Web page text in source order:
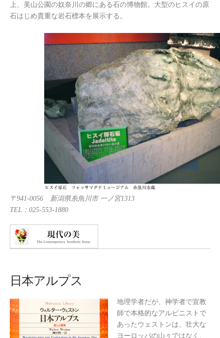
上、美山公園の奴奈川の郷にある石の博物館。大型のヒスイの原
石はじめ貴重な岩石標本を展示する。
〒941-0056 新潟県糸魚川市 一ノ宮1313
TEL：025-553-1880
日本アルプス
地理学者だが、神学者で宣教
師で本格的なアルピニストで
あったウェストンは、壮大な
ヨーロッパの山々ではなく、